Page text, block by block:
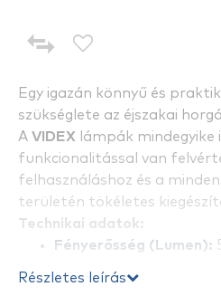
Egy igazán könnyű és
szükséglete az éjszakai
A VIDEX lámpák mindegyike
funkcionalitással van
felhasználáshoz és a
területén tökéletes
Technikai adatok:
Fényerősség (Lumen):
Részletes leírás